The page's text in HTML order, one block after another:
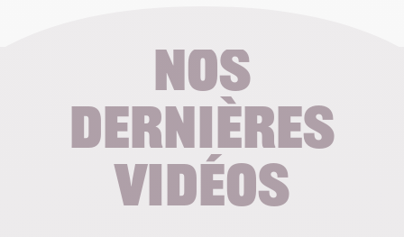
Nos
dernières
vidéos